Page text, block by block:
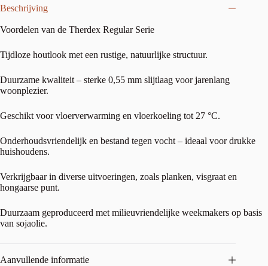
Beschrijving
Voordelen van de Therdex Regular Serie
Tijdloze houtlook met een rustige, natuurlijke structuur.
Duurzame kwaliteit – sterke 0,55 mm slijtlaag voor jarenlang
woonplezier.
Geschikt voor vloerverwarming en vloerkoeling tot 27 °C.
Onderhoudsvriendelijk en bestand tegen vocht – ideaal voor drukke
huishoudens.
Verkrijgbaar in diverse uitvoeringen, zoals planken, visgraat en
hongaarse punt.
Duurzaam geproduceerd met milieuvriendelijke weekmakers op basis
van sojaolie.
Aanvullende informatie